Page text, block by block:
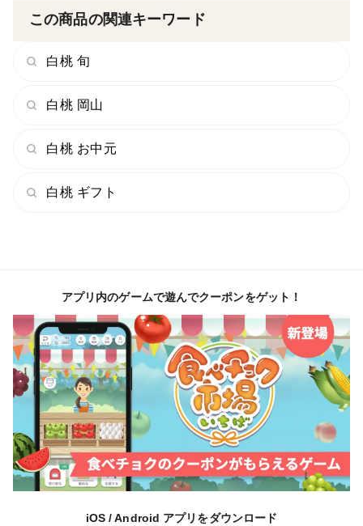
ている番号を記載ください。
この商品の関連キーワード
白桃 旬
白桃 岡山
白桃 お中元
白桃 ギフト
アプリ内のゲームで遊んでクーポンをゲット！
iOS / Android アプリをダウンロード